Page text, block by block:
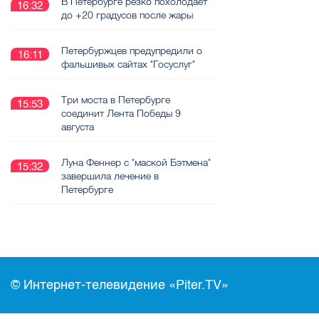
16:32
до +20 градусов после жары
16:11
Петербуржцев предупредили о
фальшивых сайтах "Госуслуг"
15:53
Три моста в Петербурге
соединит Лента Победы 9
августа
15:32
Луна Феннер с "маской Бэтмена"
завершила лечение в
Петербурге
© Интернет-телевидение «Piter.TV»